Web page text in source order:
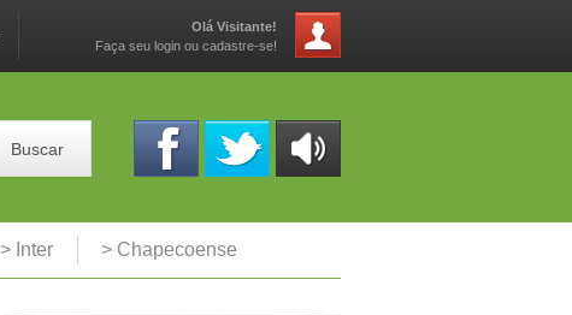
Olá Visitante!
Faça seu login ou cadastre-se!
Buscar
> Inter > Chapecoense